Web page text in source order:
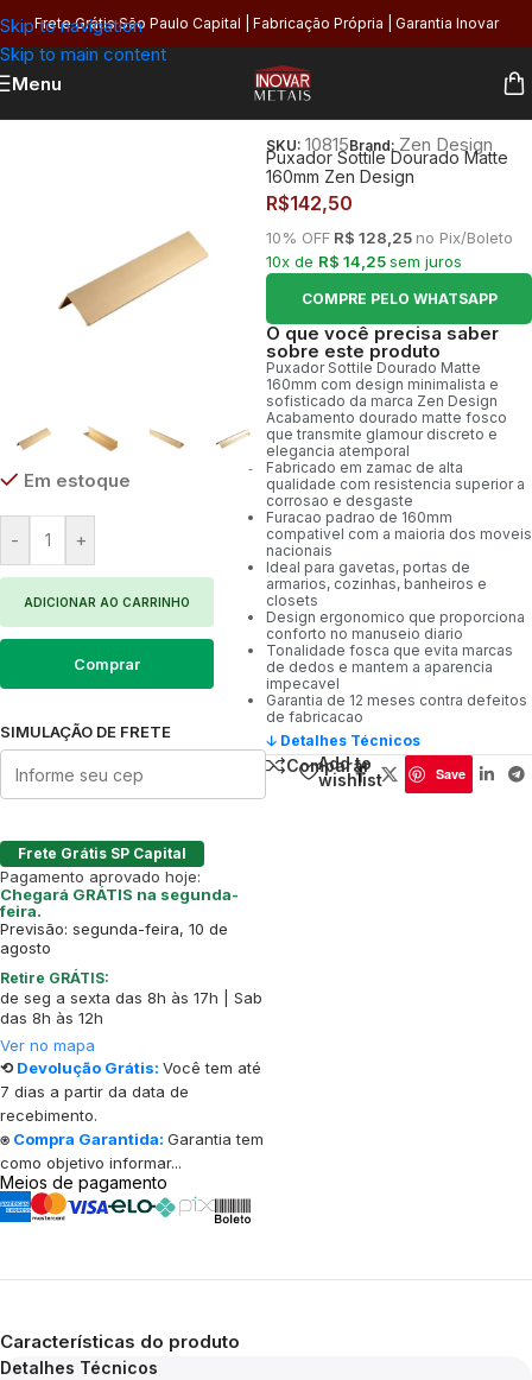
Skip to navigation
Skip to main content
Frete Grátis São Paulo Capital | Fabricação Própria | Garantia Inovar
Menu
Em estoque
- +
ADICIONAR AO CARRINHO
Comprar
SIMULAÇÃO DE FRETE
Frete Grátis SP Capital
Pagamento aprovado hoje:
Chegará GRÁTIS na segunda-
feira.
Previsão: segunda-feira, 10 de
agosto
Retire GRÁTIS:
de seg a sexta das 8h às 17h | Sab
das 8h às 12h
Ver no mapa
⟲ Devolução Grátis: Você tem até
7 dias a partir da data de
recebimento.
⍟ Compra Garantida: Garantia tem
como objetivo informar...
Meios de pagamento
SKU: 10815Brand: Zen Design
Puxador Sottile Dourado Matte
160mm Zen Design
R$142,50
10% OFF R$ 128,25 no Pix/Boleto
10x de R$ 14,25sem juros
COMPRE PELO WHATSAPP
O que você precisa saber
sobre este produto
Puxador Sottile Dourado Matte
160mm com design minimalista e
sofisticado da marca Zen Design
Acabamento dourado matte fosco
que transmite glamour discreto e
elegancia atemporal
Fabricado em zamac de alta
qualidade com resistencia superior a
corrosao e desgaste
Furacao padrao de 160mm
compativel com a maioria dos moveis
nacionais
Ideal para gavetas, portas de
armarios, cozinhas, banheiros e
closets
Design ergonomico que proporciona
conforto no manuseio diario
Tonalidade fosca que evita marcas
de dedos e mantem a aparencia
impecavel
Garantia de 12 meses contra defeitos
de fabricacao
🡣 Detalhes Técnicos
Comparar
Add to
wishlist
Save
Características do produto
Detalhes Técnicos